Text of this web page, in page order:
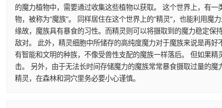
的魔力植物中，需要通过收集这些植物以获取。 这个世界上，有
物，被称为“魔族”。 同样居住在这个世界上的“精灵”，也能利用
缘故，魔族具有暴食的习性。而精灵则可以将摄取到的魔力稳定
敌对。 此外，精灵细胞中所储存的高纯度魔力对于魔族来说是再
有智能和文明的种族，不像受兽性支配的魔族一样落后。 但如果
击。 另外，由于无法长时间存储魔力的魔族常常暴食摄取过量的
精灵，在森林和洞穴里务必要小心谨慎。